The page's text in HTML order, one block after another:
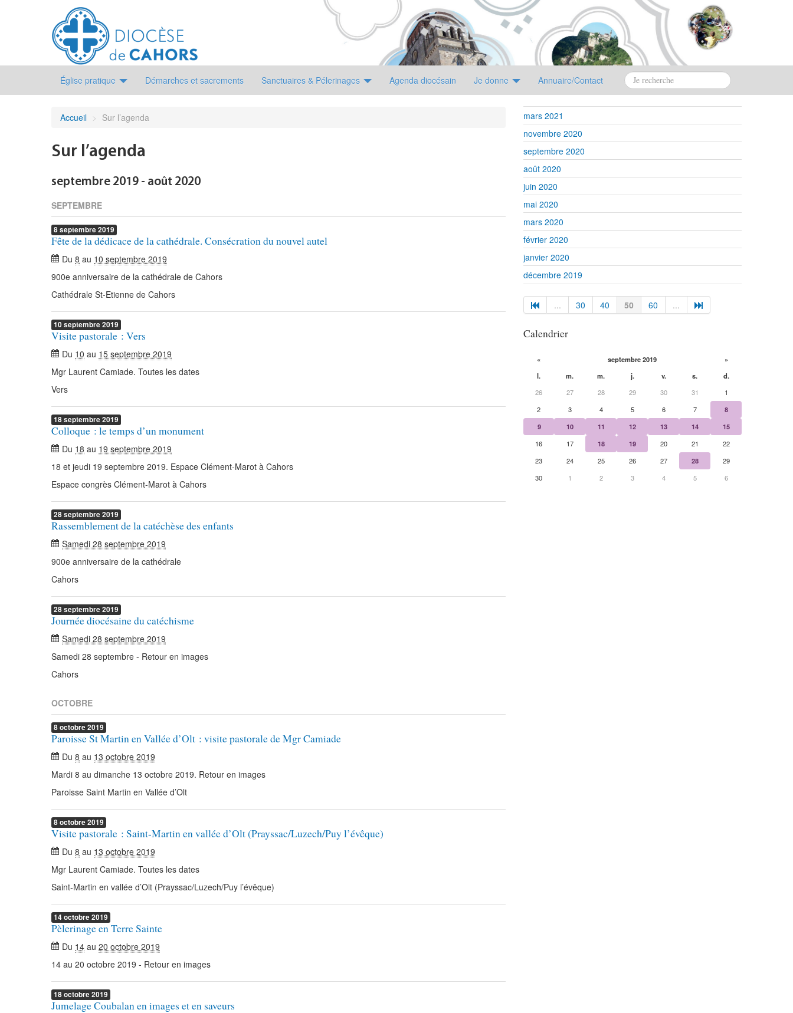
Église pratique Démarches et sacrements Sanctuaires & Pélerinages Agenda diocésain Je donne Annuaire/Contact
Accueil > Sur l’agenda
Sur l’agenda
septembre 2019 - août 2020
SEPTEMBRE
8septembre2019
Fête de la dédicace de la cathédrale. Consécration du nouvel autel
Du 8 au 10 septembre 2019
900e anniversaire de la cathédrale de Cahors
Cathédrale St-Etienne de Cahors
10 septembre2019
Visite pastorale : Vers
Du 10 au 15 septembre 2019
Mgr Laurent Camiade. Toutes les dates
Vers
18septembre2019
Colloque : le temps d’un monument
Du 18 au 19 septembre 2019
18 et jeudi 19 septembre 2019. Espace Clément-Marot à Cahors
Espace congrès Clément-Marot à Cahors
28septembre2019
Rassemblement de la catéchèse des enfants
Samedi 28 septembre 2019
900e anniversaire de la cathédrale
Cahors
28septembre2019
Journée diocésaine du catéchisme
Samedi 28 septembre 2019
Samedi 28 septembre - Retour en images
Cahors
OCTOBRE
8octobre2019
Paroisse St Martin en Vallée d’Olt : visite pastorale de Mgr Camiade
Du 8 au 13 octobre 2019
Mardi 8 au dimanche 13 octobre 2019. Retour en images
Paroisse Saint Martin en Vallée d’Olt
8octobre2019
Visite pastorale : Saint-Martin en vallée d’Olt (Prayssac/Luzech/Puy l’évêque)
Du 8 au 13 octobre 2019
Mgr Laurent Camiade. Toutes les dates
Saint-Martin en vallée d’Olt (Prayssac/Luzech/Puy l’évêque)
14octobre2019
Pèlerinage en Terre Sainte
Du 14 au 20 octobre 2019
14 au 20 octobre 2019 - Retour en images
18octobre2019
Jumelage Coubalan en images et en saveurs
mars 2021
novembre 2020
septembre 2020
août 2020
juin 2020
mai 2020
mars 2020
février 2020
janvier 2020
décembre 2019
... 30 40 50 60 ...
Calendrier
« septembre 2019
»
l.
m. m. j. v. s.
d.
26
27 28 29 30 31
1
2
3 4 5 6 7
8
9
10 11 12 13 14
15
16
17 18 19 20 21
22
23
24 25 26 27 28
29
30
1 2 3 4 5 6